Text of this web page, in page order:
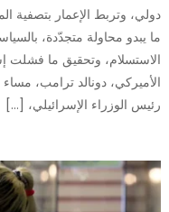
دولي، وتربط الإعمار بتصفية
ما يبدو محاولة متجدّدة،
الاستسلام، وتحقيق ما فشلت
الأميركي، دونالد ترامب،
رئيس الوزراء الإسرائيلي، […]